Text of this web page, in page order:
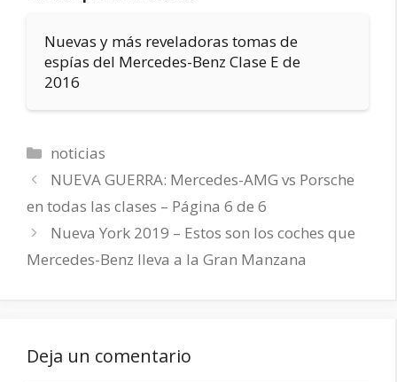
Nuevas y más reveladoras tomas de
espías del Mercedes-Benz Clase E de
2016
Categorías
noticias
NUEVA GUERRA: Mercedes-AMG vs Porsche
en todas las clases – Página 6 de 6
Nueva York 2019 – Estos son los coches que
Mercedes-Benz lleva a la Gran Manzana
Deja un comentario